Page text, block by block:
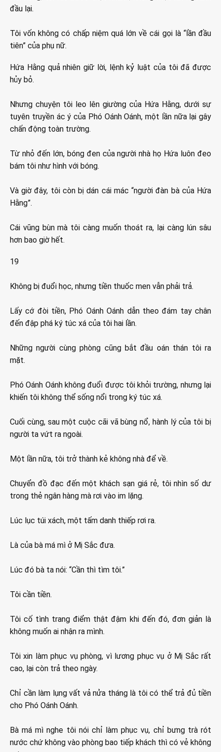
đầu lại.
Tôi vốn không có chấp niệm quá lớn về cái gọi là “lần đầu
tiên” của phụ nữ.
Hứa Hằng quả nhiên giữ lời, lệnh kỷ luật của tôi đã được
hủy bỏ.
Nhưng chuyện tôi leo lên giường của Hứa Hằng, dưới sự
tuyên truyền ác ý của Phó Oánh Oánh, một lần nữa lại gây
chấn động toàn trường.
Từ nhỏ đến lớn, bóng đen của người nhà họ Hứa luôn đeo
bám tôi như hình với bóng.
Và giờ đây, tôi còn bị dán cái mác “người đàn bà của Hứa
Hằng”.
Cái vũng bùn mà tôi càng muốn thoát ra, lại càng lún sâu
hơn bao giờ hết.
19
Không bị đuổi học, nhưng tiền thuốc men vẫn phải trả.
Lấy cớ đòi tiền, Phó Oánh Oánh dẫn theo đám tay chân
đến đập phá ký túc xá của tôi hai lần.
Những người cùng phòng cũng bắt đầu oán thán tôi ra
mặt.
Phó Oánh Oánh không đuổi được tôi khỏi trường, nhưng lại
khiến tôi không thể sống nổi trong ký túc xá.
Cuối cùng, sau một cuộc cãi vã bùng nổ, hành lý của tôi bị
người ta vứt ra ngoài.
Một lần nữa, tôi trở thành kẻ không nhà để về.
Chuyển đồ đạc đến một khách sạn giá rẻ, tôi nhìn số dư
trong thẻ ngân hàng mà rơi vào im lặng.
Lúc lục túi xách, một tấm danh thiếp rơi ra.
Là của bà má mì ở Mị Sắc đưa.
Lúc đó bà ta nói: “Cần thì tìm tôi.”
Tôi cần tiền.
Tôi cố tình trang điểm thật đậm khi đến đó, đơn giản là
không muốn ai nhận ra mình.
Tôi xin làm phục vụ phòng, vì lương phục vụ ở Mị Sắc rất
cao, lại còn trả theo ngày.
Chỉ cần làm lụng vất vả nửa tháng là tôi có thể trả đủ tiền
cho Phó Oánh Oánh.
Bà má mì nghe tôi nói chỉ làm phục vụ, chỉ bưng trà rót
nước chứ không vào phòng bao tiếp khách thì có vẻ không